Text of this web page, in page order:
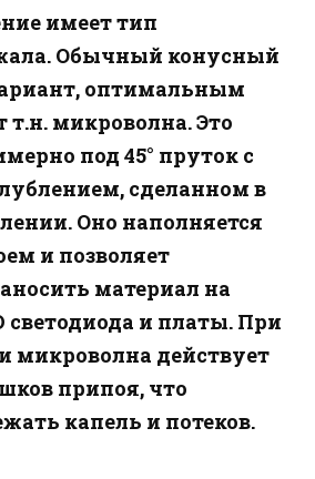
имеет тип
Обычный конусный
оптимальным
микроволна. Это
под 45° пруток с
сделанном в
Оно наполняется
и позволяет
материал на
светодиода и платы. При
микроволна действует
припоя, что
капель и потеков.